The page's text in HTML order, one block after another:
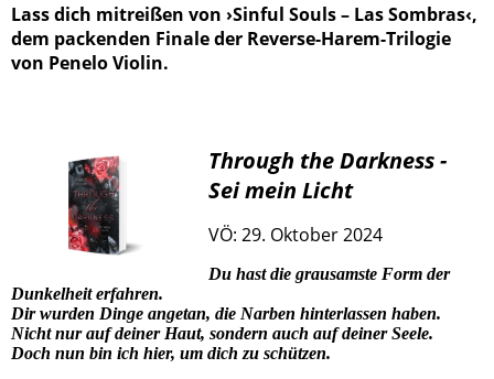
Lass dich mitreißen von ›Sinful Souls – Las Sombras‹,
dem packenden Finale der Reverse-Harem-Trilogie
von Penelo Violin.
Through the Darkness -
Sei mein Licht
VÖ: 29. Oktober 2024
Du hast die grausamste Form der
Dunkelheit erfahren.
Dir wurden Dinge angetan, die Narben hinterlassen haben.
Nicht nur auf deiner Haut, sondern auch auf deiner Seele.
Doch nun bin ich hier, um dich zu schützen.